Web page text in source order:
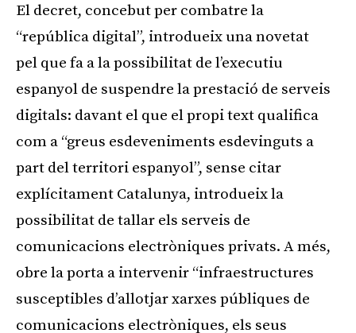
El decret, concebut per combatre la
“república digital”, introdueix una novetat
pel que fa a la possibilitat de l’executiu
espanyol de suspendre la prestació de serveis
digitals: davant el que el propi text qualifica
com a “greus esdeveniments esdevinguts a
part del territori espanyol”, sense citar
explícitament Catalunya, introdueix la
possibilitat de tallar els serveis de
comunicacions electròniques privats. A més,
obre la porta a intervenir “infraestructures
susceptibles d’allotjar xarxes públiques de
comunicacions electròniques, els seus